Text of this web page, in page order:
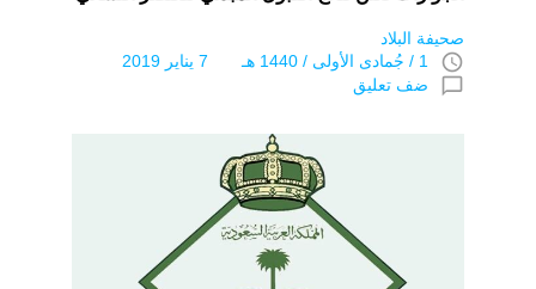
صحيفة البلاد
access_time 1 / جُمادى اﻷولى / 1440 هـ 7 يناير 2019
chat_bubble_outline ضف تعليق